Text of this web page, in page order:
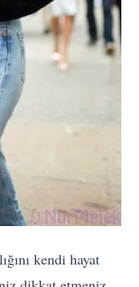
kendi hayat